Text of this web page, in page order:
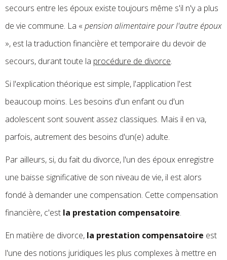
secours entre les époux existe toujours même s'il n'y a plus
de vie commune. La « pension alimentaire pour l'autre époux
», est la traduction financière et temporaire du devoir de
secours, durant toute la procédure de divorce.
Si l'explication théorique est simple, l'application l'est
beaucoup moins. Les besoins d'un enfant ou d'un
adolescent sont souvent assez classiques. Mais il en va,
parfois, autrement des besoins d'un(e) adulte.
Par ailleurs, si, du fait du divorce, l'un des époux enregistre
une baisse significative de son niveau de vie, il est alors
fondé à demander une compensation. Cette compensation
financière, c'est la prestation compensatoire.
En matière de divorce, la prestation compensatoire est
l'une des notions juridiques les plus complexes à mettre en